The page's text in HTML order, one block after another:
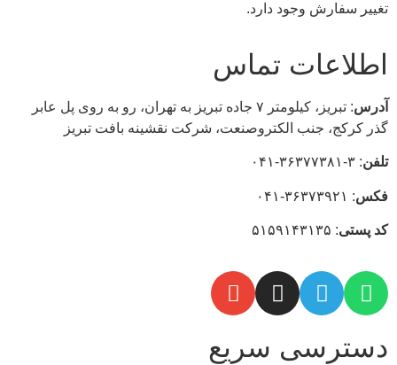
تغییر سفارش وجود دارد.
اطلاعات تماس
آدرس
: تبریز، كيلومتر ۷ جاده تبريز به تهران، رو به روی پل عابر
گذر کرکج، جنب الکتروصنعت، شركت نقشينه بافت تبريز
تلفن: ۳-۳۶۳۷۷۳۸۱-۰۴۱
فکس: ۳۶۳۷۳۹۲۱-۰۴۱
كد پستی: ۵۱۵۹۱۴۳۱۳۵
دسترسی سریع